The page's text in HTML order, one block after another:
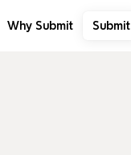
Why Submit Submit